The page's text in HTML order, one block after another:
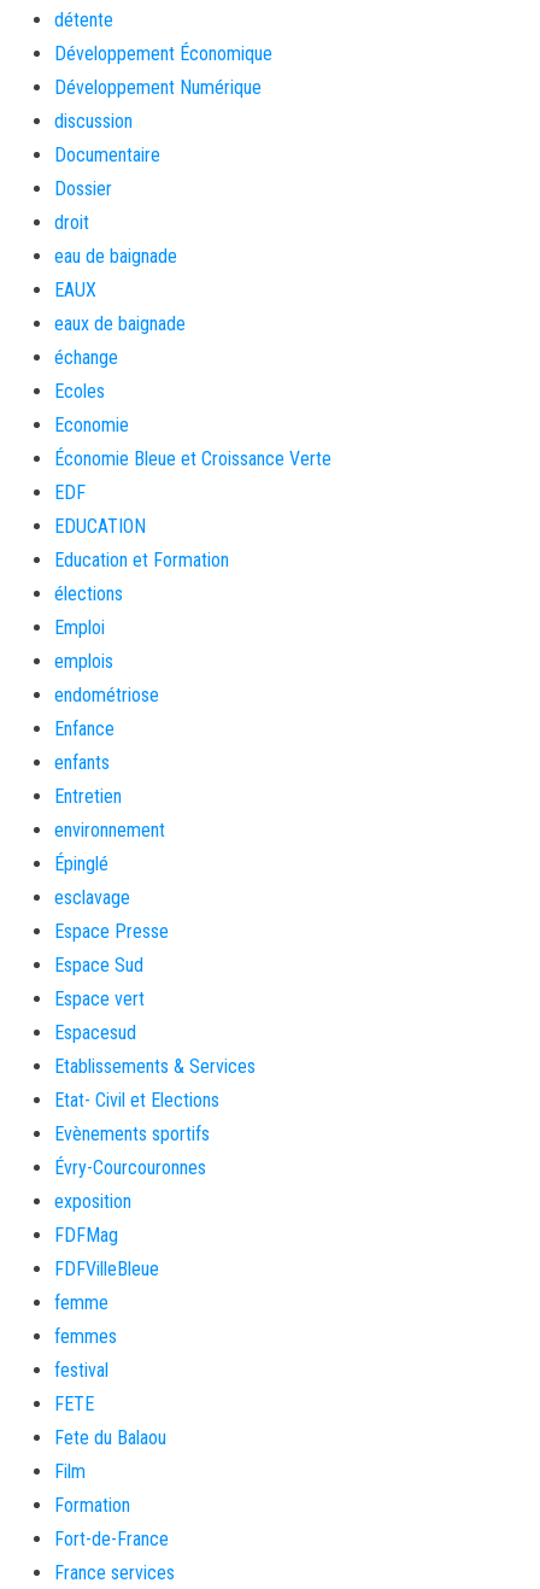
détente
Développement Économique
Développement Numérique
discussion
Documentaire
Dossier
droit
eau de baignade
EAUX
eaux de baignade
échange
Ecoles
Economie
Économie Bleue et Croissance Verte
EDF
EDUCATION
Education et Formation
élections
Emploi
emplois
endométriose
Enfance
enfants
Entretien
environnement
Épinglé
esclavage
Espace Presse
Espace Sud
Espace vert
Espacesud
Etablissements & Services
Etat- Civil et Elections
Evènements sportifs
Évry-Courcouronnes
exposition
FDFMag
FDFVilleBleue
femme
femmes
festival
FETE
Fete du Balaou
Film
Formation
Fort-de-France
France services